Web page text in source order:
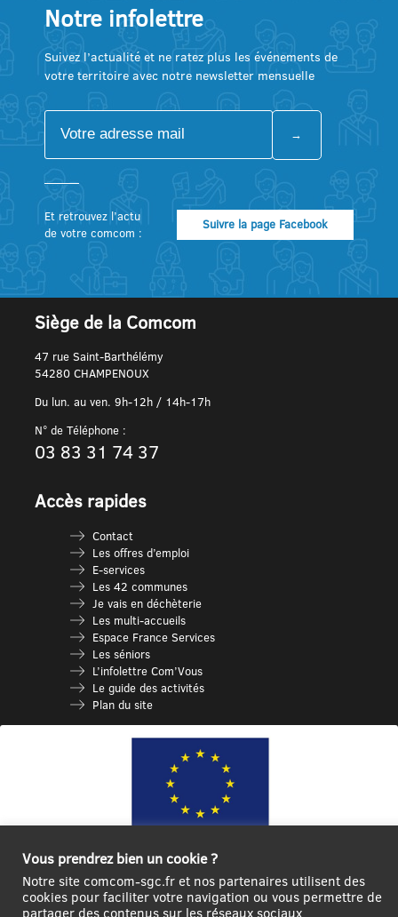
Notre infolettre
Suivez l’actualité et ne ratez plus les événements de
votre territoire avec notre newsletter mensuelle
Et retrouvez l’actu
de votre comcom :
Suivre la page Facebook
Siège de la Comcom
47 rue Saint-Barthélémy
54280 CHAMPENOUX
Du lun. au ven. 9h-12h / 14h-17h
N° de Téléphone :
03 83 31 74 37
Accès rapides
Contact
Les offres d’emploi
E-services
Les 42 communes
Je vais en déchèterie
Les multi-accueils
Espace France Services
Les séniors
L’infolettre Com’Vous
Le guide des activités
Plan du site
Ce site internet a été cofinancé par l’Union européenne avec le Fonds
Européen de Développement Régional à hauteur de 12 572€
Vous prendrez bien un cookie ?
Notre site comcom-sgc.fr et nos partenaires utilisent des
cookies pour faciliter votre navigation ou vous permettre de
partager des contenus sur les réseaux sociaux